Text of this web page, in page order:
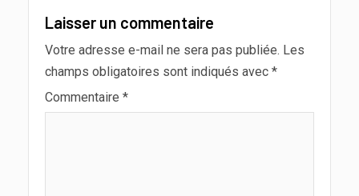
Laisser un commentaire
Votre adresse e-mail ne sera pas publiée. Les
champs obligatoires sont indiqués avec *
Commentaire *